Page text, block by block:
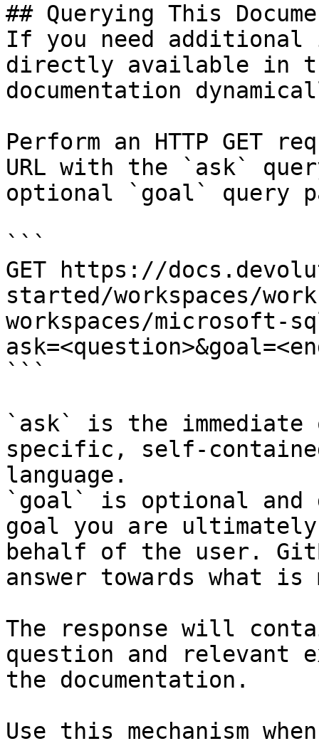
## Querying This
If you need
directly available in
documentation
Perform an HTTP GET
URL with the `ask`
optional `goal` query
```
GET https://
started/workspaces/
workspaces/microsoft-
```
`ask` is the
specific, self-
language.
`goal` is optional and
goal you are
behalf of the user.
answer towards what
The response will
question and relevant
the documentation.
Use this mechanism